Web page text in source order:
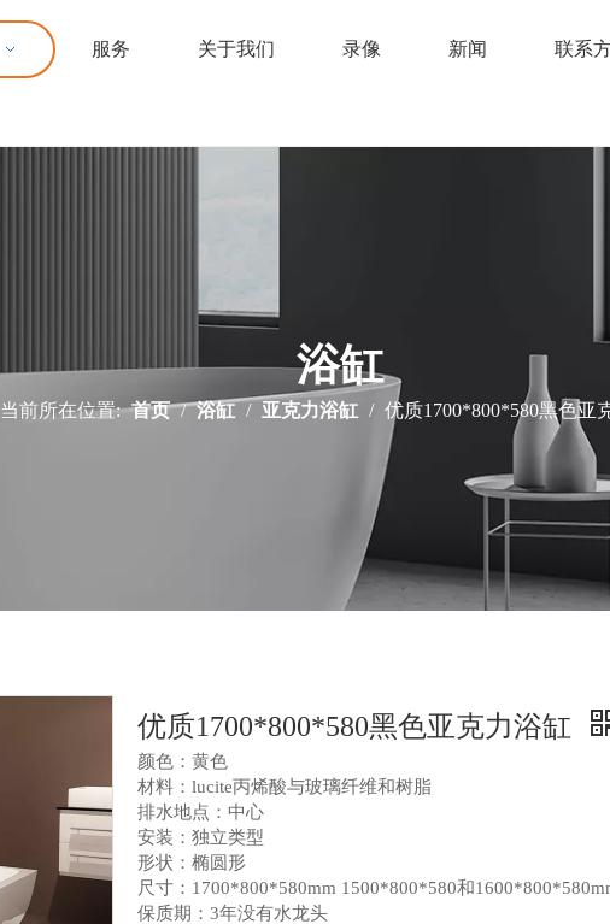
服务 关于我们 录像 新闻 联系
浴缸
当前所在位置: 首页 / 浴缸 / 亚克力浴缸 / 优质1700*800*580黑色亚
优质1700*800*580黑色亚克力浴缸
颜色：黄色
材料：lucite丙烯酸与玻璃纤维和树脂
排水地点：中心
安装：独立类型
形状：椭圆形
尺寸：1700*800*580mm 1500*800*580和
保质期：3年没有水龙头